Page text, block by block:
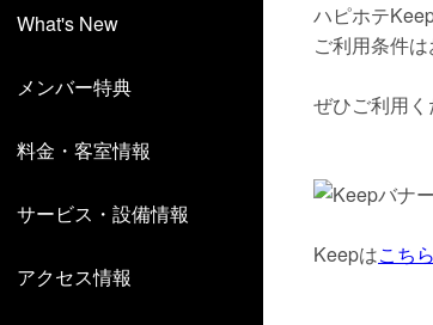
What's New
メンバー特典
料金・客室情報
サービス・設備情報
アクセス情報
ハピホテ
ご利用条件
ぜひご利用く
Keepはこちら